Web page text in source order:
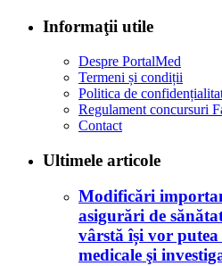
Informaţii utile
Despre PortalMed
Termeni și condiții
Politica de
Regulament concursuri
Contact
Ultimele articole
Modificări
asigurări de
vârstă își vor
medicale şi